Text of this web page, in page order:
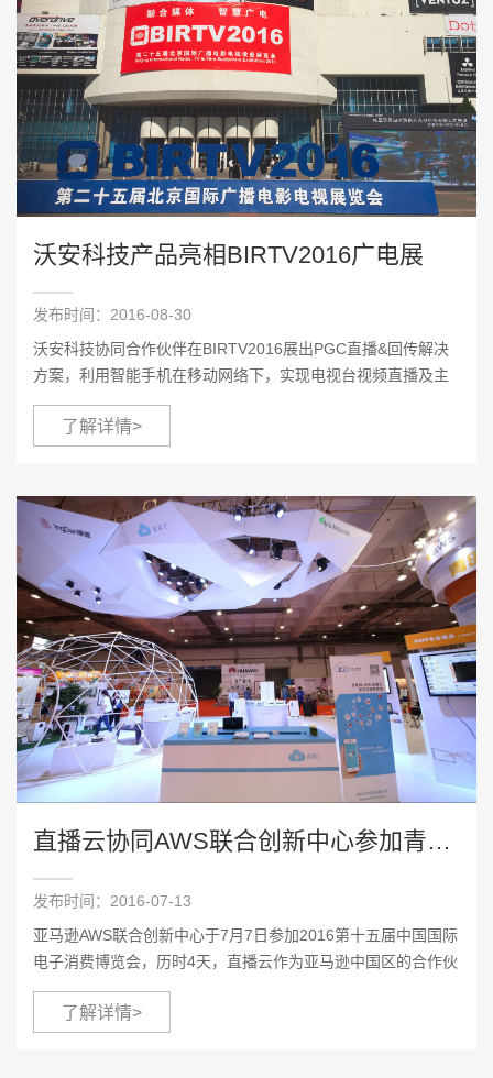
沃安科技产品亮相BIRTV2016广电展
发布时间：2016-08-30
沃安科技协同合作伙伴在BIRTV2016展出PGC直播&回传解决
方案，利用智能手机在移动网络下，实现电视台视频直播及主
持人连线。该方案满足了便携采访，利用手机开展高清、标清
的视频直播，以及直播互动的能力，并通过融合媒体导播平
了解详情>
直播云协同AWS联合创新中心参加青岛电子消费博览会
发布时间：2016-07-13
亚马逊AWS联合创新中心于7月7日参加2016第十五届中国国际
电子消费博览会，历时4天，直播云作为亚马逊中国区的合作伙
伴，受亚马逊AWS联合创新中心邀请联合参展。
了解详情>